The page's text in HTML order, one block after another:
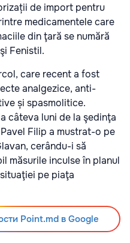
de import pentru
medicamentele care
din ţară se numără
Fenistil.
care recent a fost
analgezice, anti-
și spasmolitice.
câteva luni de la şedinţa
Filip a mustrat-o pe
cerându-i să
măsurile inculse în planul
pe piaţa
Point.md в Google